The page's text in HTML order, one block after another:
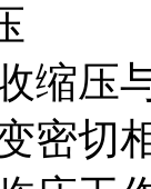
缩压
密切